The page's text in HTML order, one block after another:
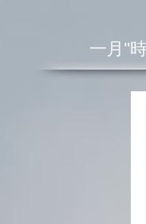
一月"